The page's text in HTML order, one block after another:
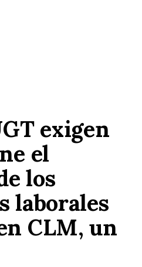
exigen
el
los
laborales
CLM, un